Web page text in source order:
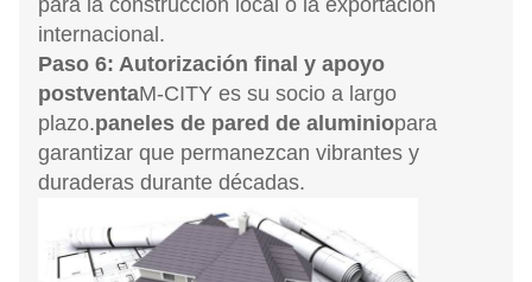
internacional.
Paso 6: Autorización final y apoyo
postventaM-CITY es su socio a largo
plazo.paneles de pared de aluminiopara
garantizar que permanezcan vibrantes y
duraderas durante décadas.